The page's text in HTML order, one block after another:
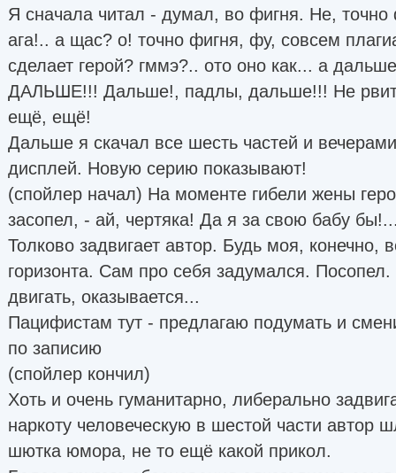
Я сначала читал - думал, во фигня. Не,
ага!.. а щас? о! точно фигня, фу, совсем
сделает герой? гммэ?.. ото оно как... а
ДАЛЬШЕ!!! Дальше!, падлы, дальше!!! Не
ещё, ещё!
Дальше я скачал все шесть частей и
дисплей. Новую серию показывают!
(спойлер начал) На моменте гибели жены
засопел, - ай, чертяка! Да я за свою бабу
Толково задвигает автор. Будь моя, конечно,
горизонта. Сам про себя задумался. Посопел.
двигать, оказывается...
Пацифистам тут - предлагаю подумать и
по записию
(спойлер кончил)
Хоть и очень гуманитарно, либерально
наркоту человеческую в шестой части автор
шютка юмора, не то ещё какой прикол.